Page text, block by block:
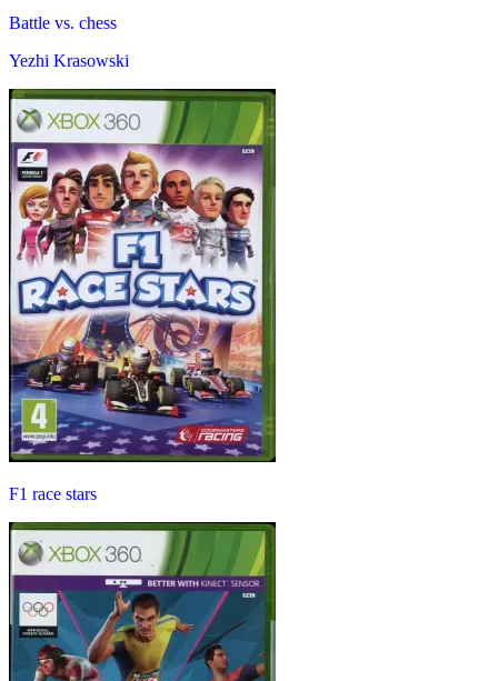
Battle vs. chess
Yezhi Krasowski
F1 race stars